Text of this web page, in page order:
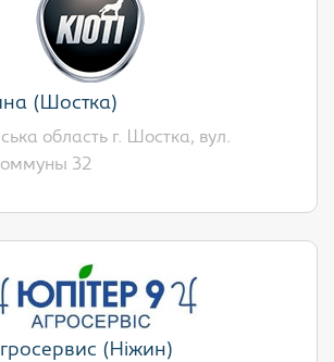
(Шостка)
область г. Шостка, вул.
32
(Ніжин)